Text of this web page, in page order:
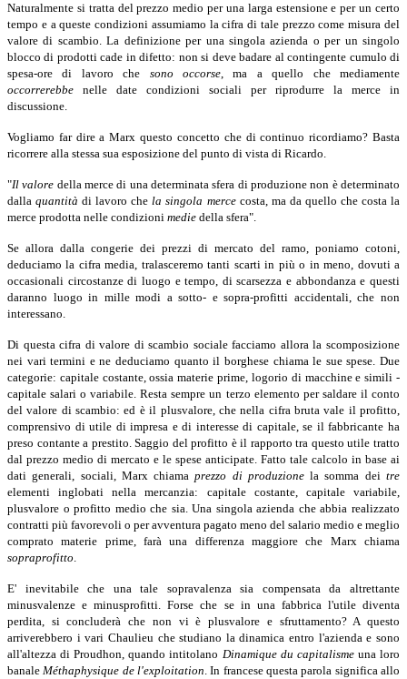
Naturalmente si tratta del prezzo medio per una larga estensione e per un certo
tempo e a queste condizioni assumiamo la cifra di tale prezzo come misura del
valore di scambio. La definizione per una singola azienda o per un singolo
blocco di prodotti cade in difetto: non si deve badare al contingente cumulo di
spesa-ore di lavoro che sono occorse,
ma a quello che mediamente
occorrerebbe nelle date condizioni sociali per riprodurre la merce in
discussione.
Vogliamo far dire a Marx questo concetto che di continuo ricordiamo? Basta
ricorrere alla stessa sua esposizione del punto di vista di Ricardo.
"Il valore della merce di una determinata sfera di produzione non è determinato
dallaquantitàdi lavoro chela singola merce costa, ma da quello che costa la
merce prodotta nelle condizioni medie della sfera".
Se allora dalla congerie dei prezzi di mercato del ramo, poniamo cotoni,
deduciamo la cifra media, tralasceremo tanti scarti in più o in meno, dovuti a
occasionali circostanze di luogo e tempo, di scarsezza e abbondanza e questi
daranno luogo in mille modi a sotto- e sopra-profitti accidentali, che non
interessano.
Di questa cifra di valore di scambio sociale facciamo allora la scomposizione
nei vari termini e ne deduciamo quanto il borghese chiama le sue spese. Due
categorie: capitale costante, ossia materie prime, logorio di macchine e simili -
capitale salari o variabile. Resta sempre un terzo elemento per saldare il conto
del valore di scambio: ed è il plusvalore, che nella cifra bruta vale il profitto,
comprensivo di utile di impresa e di interesse di capitale, se il fabbricante ha
preso contante a prestito. Saggio del profitto è il rapporto tra questo utile tratto
dal prezzo medio di mercato e le spese anticipate. Fatto tale calcolo in base ai
dati generali, sociali, Marx chiamaprezzo di produzionela somma deitre
elementi inglobati nella mercanzia: capitale costante, capitale variabile,
plusvalore o profitto medio che sia. Una singola azienda che abbia realizzato
contratti più favorevoli o per avventura pagato meno del salario medio e meglio
comprato materie prime, farà una differenza maggiore che Marx chiama
sopraprofitto.
E' inevitabile che una tale sopravalenza sia compensata da altrettante
minusvalenze e minusprofitti. Forse che se in una fabbrica l'utile diventa
perdita, si concluderà che non vi è plusvalore e sfruttamento? A questo
arriverebbero i vari Chaulieu che studiano la dinamica entro l'azienda e sono
all'altezza di Proudhon, quando intitolano Dinamique du capitalisme una loro
banaleMéthaphysique de l'exploitation. In francese questa parola significa allo